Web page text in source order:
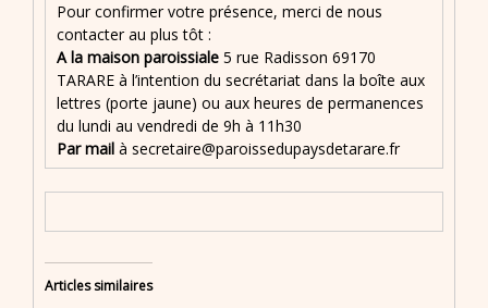
Pour confirmer votre présence, merci de nous
contacter au plus tôt :
A la maison paroissiale 5 rue Radisson 69170
TARARE à l’intention du secrétariat dans la boîte aux
lettres (porte jaune) ou aux heures de permanences
du lundi au vendredi de 9h à 11h30
Par mail à secretaire@paroissedupaysdetarare.fr
Articles similaires